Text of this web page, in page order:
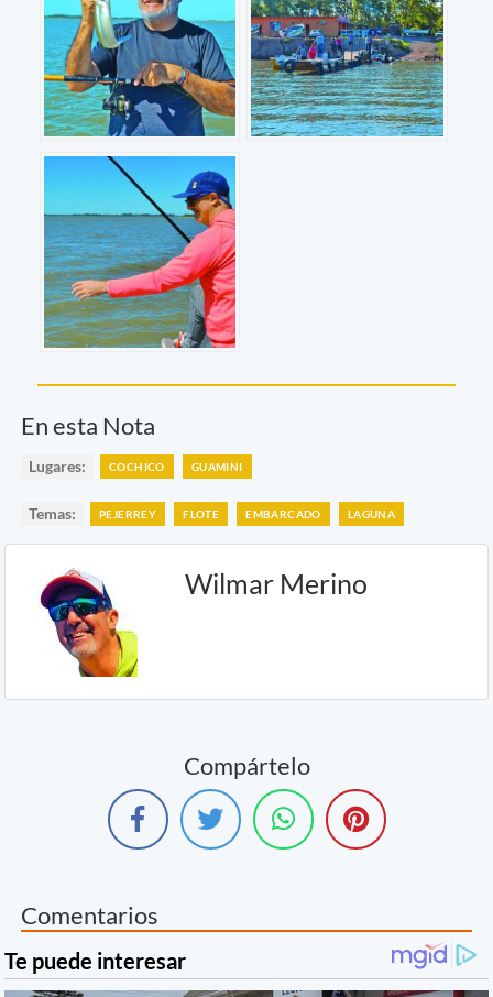
En esta Nota
Lugares: COCHICO GUAMINI
Temas: PEJERREY FLOTE EMBARCADO LAGUNA
Wilmar Merino
Compártelo
Comentarios